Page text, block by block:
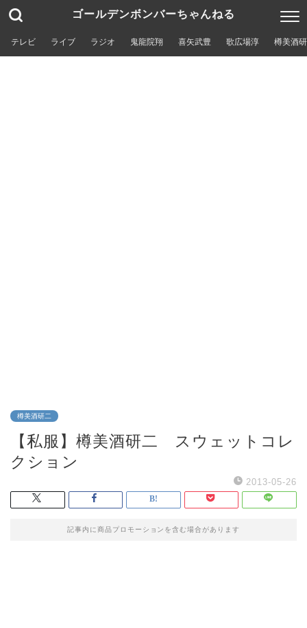
ゴールデンボンバーちゃんねる
テレビ ライブ ラジオ 鬼龍院翔 喜矢武豊 歌広場淳 樽美酒
樽美酒研二
【私服】樽美酒研二 スウェットコレ
クション
2013-05-26
記事内に商品プロモーションを含む場合があります